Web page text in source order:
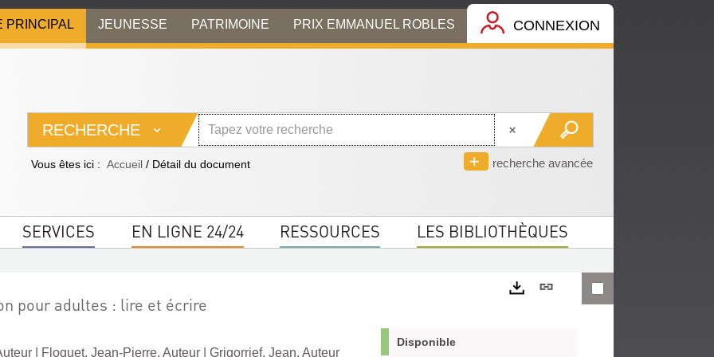
PRINCIPAL JEUNESSE PATRIMOINE PRIX EMMANUEL ROBLES CONNEXION
RECHERCHE
recherche avancée
Vous êtes ici : Accueil / Détail du document
SERVICES EN LIGNE 24/24 RESSOURCES LES BIBLIOTHÈQUES
pour adultes : lire et écrire
Floquet, Jean-Pierre. Auteur
Grigorrief, Jean. Auteur
Lien
Disponible